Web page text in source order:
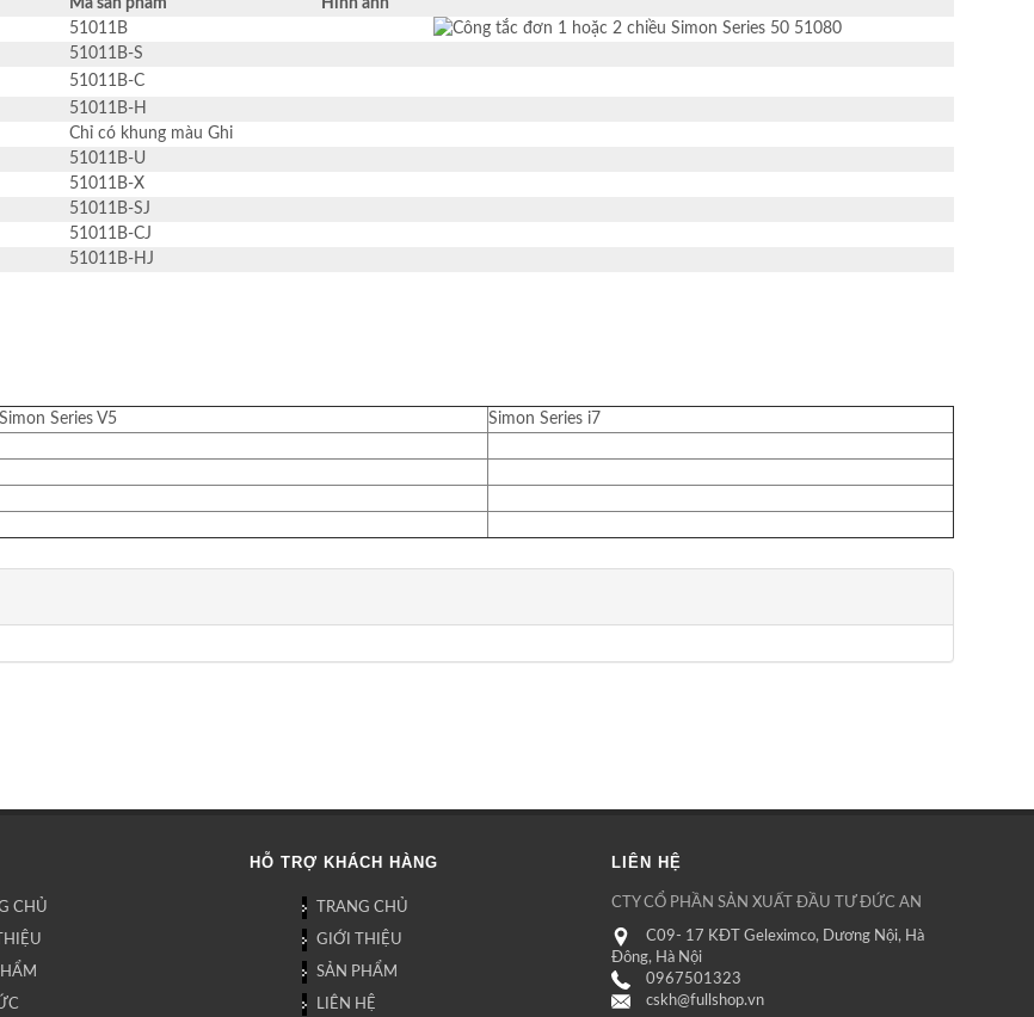
Mã sản phẩm
Hình ảnh
51011B
51011B-S
51011B-C
51011B-H
Chỉ có khung màu Ghi
51011B-U
51011B-X
51011B-SJ
51011B-CJ
51011B-HJ
Simon Series V5
Simon Series i7
CHỦ
HỖ TRỢ KHÁCH HÀNG
TRANG CHỦ
GIỚI THIỆU
SẢN PHẨM
LIÊN HỆ
LIÊN HỆ
CTY CỔ PHẦN SẢN XUẤT ĐẦU TƯ ĐỨC AN
C09- 17 KĐT Geleximco, Dương Nội, Hà
Đông, Hà Nội
0967501323
cskh@fullshop.vn